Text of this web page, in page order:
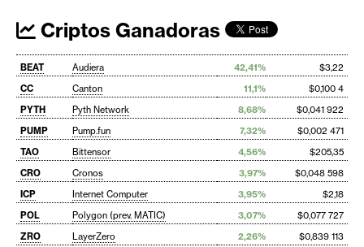
Criptos Ganadoras
BEAT Audiera 42,41%
$3,22
CC
Canton 11,1%
$0,100 4
PYTH
Pyth Network 8,68%
$0,041 922
PUMP
Pump.fun 7,32%
$0,002 471
TAO
Bittensor 4,56%
$205,35
CRO
Cronos 3,97%
$0,048 598
ICP
Internet Computer 3,95%
$2,18
POL
Polygon (prev. MATIC) 3,07%
$0,077 727
ZRO
LayerZero 2,26% $0,839 113